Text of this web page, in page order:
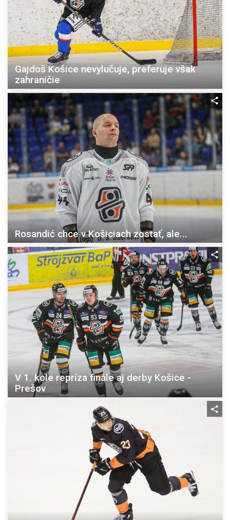
Gajdoš Košice nevylučuje, preferuje však
zahraničie
Rosandić chce v Košiciach zostať, ale...
V 1. kole repríza finále aj derby Košice -
Prešov